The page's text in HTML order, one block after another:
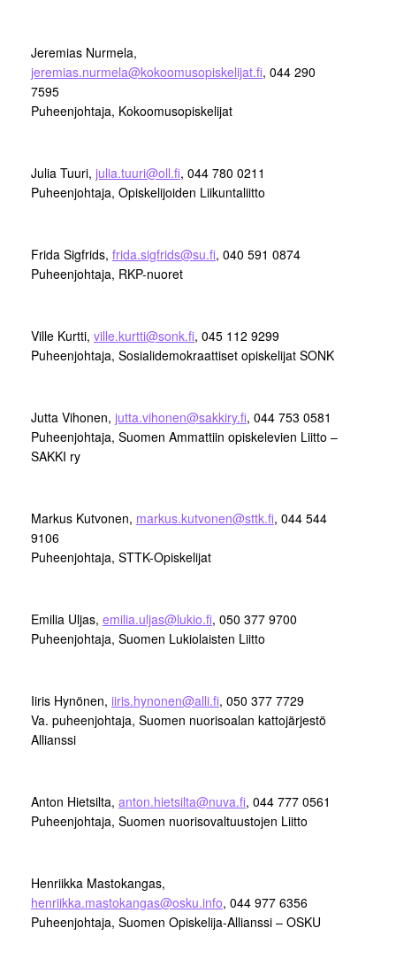
Jeremias Nurmela,
jeremias.nurmela@kokoomusopiskelijat.fi, 044 290
7595
Puheenjohtaja, Kokoomusopiskelijat
Julia Tuuri, julia.tuuri@oll.fi, 044 780 0211
Puheenjohtaja, Opiskelijoiden Liikuntaliitto
Frida Sigfrids, frida.sigfrids@su.fi, 040 591 0874
Puheenjohtaja, RKP-nuoret
Ville Kurtti, ville.kurtti@sonk.fi, 045 112 9299
Puheenjohtaja, Sosialidemokraattiset opiskelijat SONK
Jutta Vihonen, jutta.vihonen@sakkiry.fi, 044 753 0581
Puheenjohtaja, Suomen Ammattiin opiskelevien Liitto –
SAKKI ry
Markus Kutvonen, markus.kutvonen@sttk.fi, 044 544
9106
Puheenjohtaja, STTK-Opiskelijat
Emilia Uljas, emilia.uljas@lukio.fi, 050 377 9700
Puheenjohtaja, Suomen Lukiolaisten Liitto
Iiris Hynönen, iiris.hynonen@alli.fi, 050 377 7729
Va. puheenjohtaja, Suomen nuorisoalan kattojärjestö
Allianssi
Anton Hietsilta, anton.hietsilta@nuva.fi, 044 777 0561
Puheenjohtaja, Suomen nuorisovaltuustojen Liitto
Henriikka Mastokangas,
henriikka.mastokangas@osku.info, 044 977 6356
Puheenjohtaja, Suomen Opiskelija-Allianssi – OSKU